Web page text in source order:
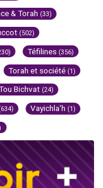
& Torah (33)
(502)
Téfilines (356)
Torah et société (1)
Bichvat (24)
Vayichla'h (1)